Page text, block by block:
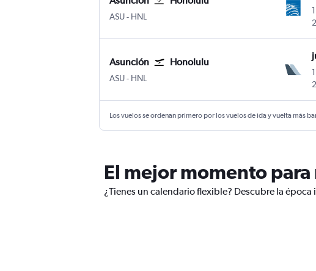
ASUAsunción Silvio Pettirossi
- HNL Honolulu Internacional Daniel K. Inouye
Asunción Honolulu
ASUAsunción Silvio Pettirossi
- HNL Honolulu Internacional Daniel K. Inouye
Los vuelos se ordenan primero por los vuelos de ida y vuelta más
El mejor momento
¿Tienes un calendario flexible? Descubre la